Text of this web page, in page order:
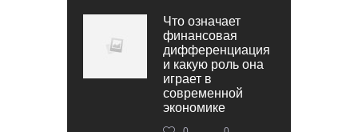
Что означает
финансовая
дифференциация
и какую роль она
играет в
современной
экономике